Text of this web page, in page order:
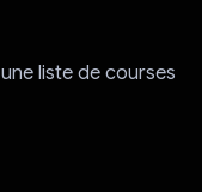
liste de courses